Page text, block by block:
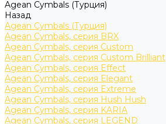
Agean Cymbals (Турция)
Назад
Agean Cymbals (Турция)
Agean Cymbals, серия BRX
Agean Cymbals, серия Custom
Agean Cymbals, серия Custom Brilliant
Agean Cymbals, серия Effect
Agean Cymbals, серия Elegant
Agean Cymbals, серия Extreme
Agean Cymbals, серия Hush Hush
Agean Cymbals, серия KARIA
Agean Cymbals, серия LEGEND